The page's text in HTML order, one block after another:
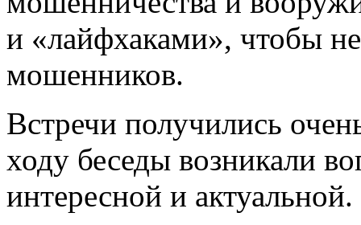
и «лайфхаками», чтобы
мошенников.
Встречи получились
ходу беседы возникали
интересной и актуальной.